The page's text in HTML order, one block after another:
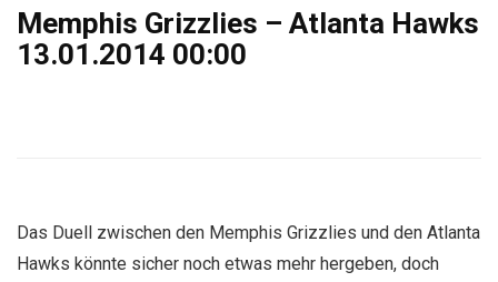
Memphis Grizzlies – Atlanta Hawks
13.01.2014 00:00
Das Duell zwischen den Memphis Grizzlies und den Atlanta
Hawks könnte sicher noch etwas mehr hergeben, doch